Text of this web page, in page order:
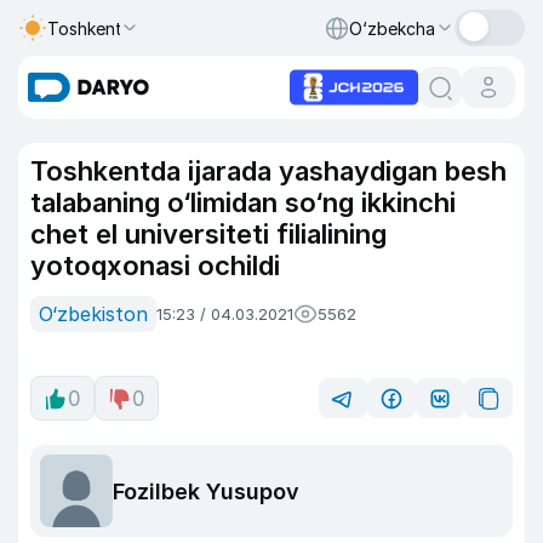
Toshkent O‘zbekcha
Toshkentda ijarada yashaydigan besh
talabaning o‘limidan so‘ng ikkinchi
chet el universiteti filialining
yotoqxonasi ochildi
O‘zbekiston 15:23 / 04.03.2021 5562
0 0
Fozilbek Yusupov